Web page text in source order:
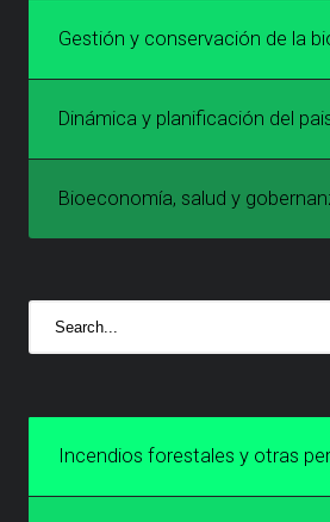
Gestión y conservación de la
Dinámica y planificación del
Bioeconomía, salud y
Incendios forestales y otras